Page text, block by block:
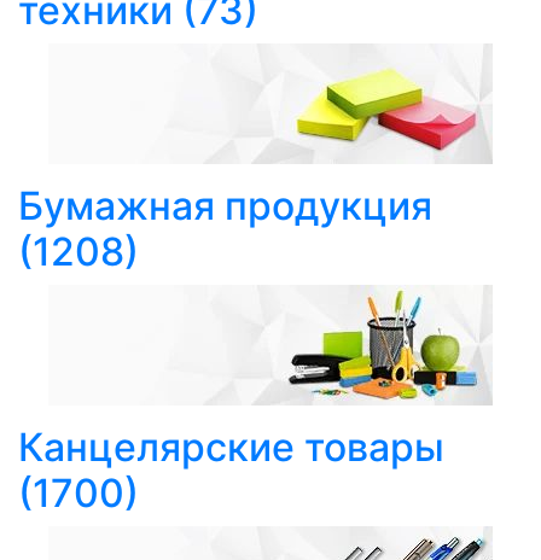
техники (73)
Бумажная продукция
(1208)
Канцелярские товары
(1700)